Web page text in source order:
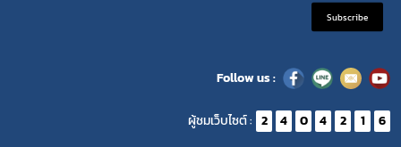
Subscribe
Follow us :
ผู้ชมเว็บไซต์ : 2 4 0 4 2 1 6